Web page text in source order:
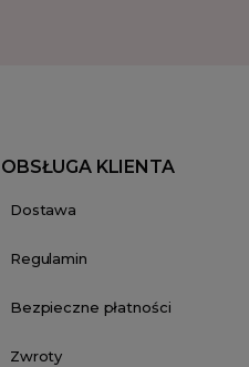
OBSŁUGA KLIENTA
Dostawa
Regulamin
Bezpieczne płatności
Zwroty